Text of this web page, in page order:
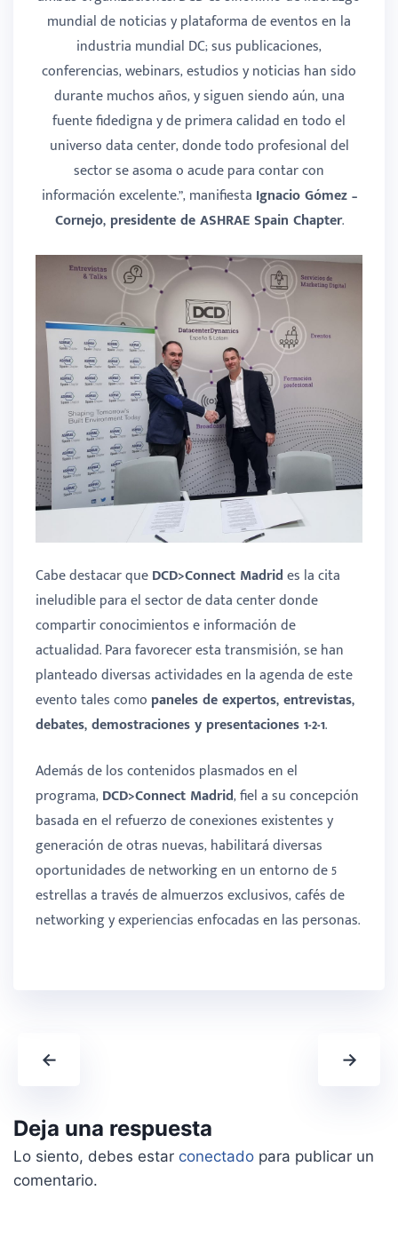
mundial de noticias y plataforma de eventos en la
industria mundial DC; sus publicaciones,
conferencias, webinars, estudios y noticias han sido
durante muchos años, y siguen siendo aún, una
fuente fidedigna y de primera calidad en todo el
universo data center, donde todo profesional del
sector se asoma o acude para contar con
información excelente.”, manifiesta Ignacio Gómez –
Cornejo, presidente de ASHRAE Spain Chapter.
Cabe destacar queDCD>Connect Madrides la cita
ineludible para el sector de data center donde
compartir conocimientos e información de
actualidad. Para favorecer esta transmisión, se han
planteado diversas actividades en la agenda de este
evento tales como paneles de expertos, entrevistas,
debates, demostraciones y presentaciones 1-2-1.
Además de los contenidos plasmados en el
programa,DCD>Connect Madrid, fiel a su concepción
basada en el refuerzo de conexiones existentes y
generación de otras nuevas, habilitará diversas
oportunidades de networking en un entorno de 5
estrellas a través de almuerzos exclusivos, cafés de
networking y experiencias enfocadas en las personas.
← →
Deja una respuesta
Lo siento, debes estar conectado para publicar un
comentario.